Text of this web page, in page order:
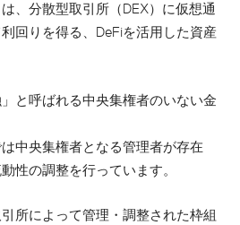
、分散型取引所（DEX）に仮想通
回りを得る、DeFiを活用した資産
と呼ばれる中央集権者のいない金
中央集権者となる管理者が存在
性の調整を行っています。
所によって管理・調整された枠組